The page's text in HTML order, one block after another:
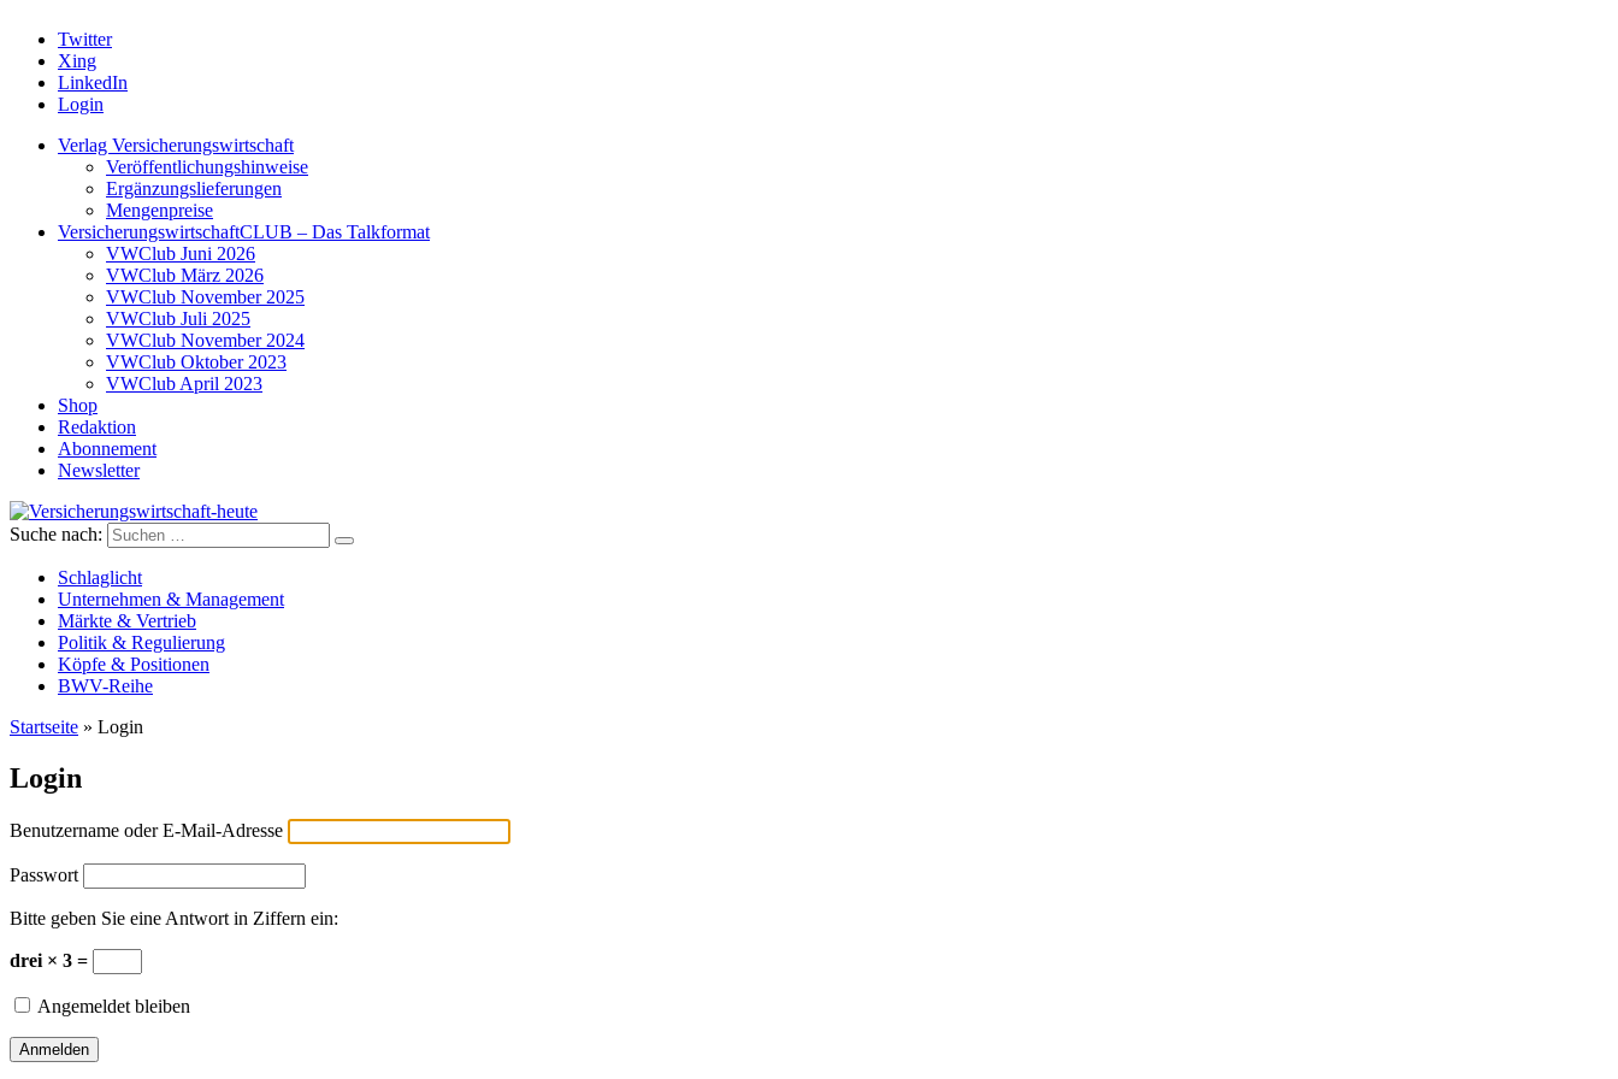
Twitter
Xing
LinkedIn
Login
Verlag Versicherungswirtschaft
Veröffentlichungshinweise
Ergänzungslieferungen
Mengenpreise
VersicherungswirtschaftCLUB – Das Talkformat
VWClub Juni 2026
VWClub März 2026
VWClub November 2025
VWClub Juli 2025
VWClub November 2024
VWClub Oktober 2023
VWClub April 2023
Shop
Redaktion
Abonnement
Newsletter
Versicherungswirtschaft-heute
Suche nach:
Schlaglicht
Unternehmen & Management
Märkte & Vertrieb
Politik & Regulierung
Köpfe & Positionen
BWV-Reihe
Startseite » Login
Login
Benutzername oder E-Mail-Adresse
Passwort
Bitte geben Sie eine Antwort in Ziffern ein:
drei × 3 =
Angemeldet bleiben